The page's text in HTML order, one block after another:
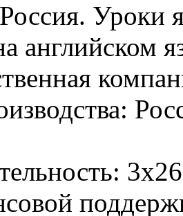
Россия. Уроки
английском